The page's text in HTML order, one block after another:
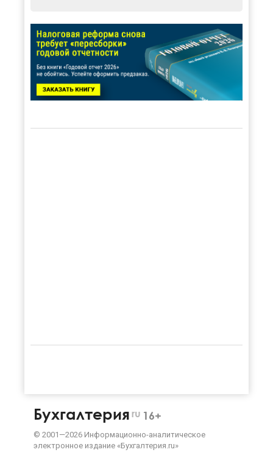
Бухгалтерия ru 16+
© 2001—2026 Информационно-аналитическое
электронное издание «Бухгалтерия.ru»